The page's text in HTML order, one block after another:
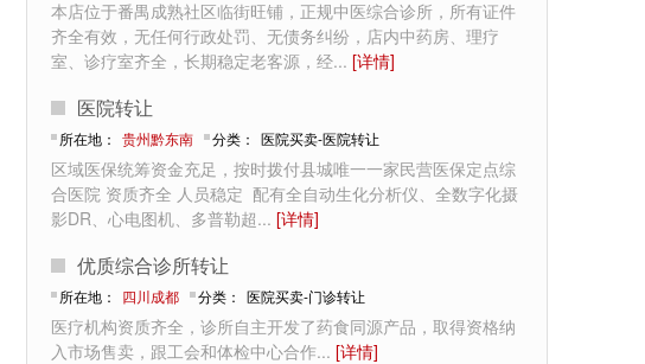
本店位于番禺成熟社区临街旺铺，正规中医综合诊所，所有证件
齐全有效，无任何行政处罚、无债务纠纷，店内中药房、理疗
室、诊疗室齐全，长期稳定老客源，经... [详情]
医院转让
所在地： 贵州黔东南 分类： 医院买卖-医院转让
区域医保统筹资金充足，按时拨付县城唯一一家民营医保定点综
合医院 资质齐全 人员稳定 配有全自动生化分析仪、全数字化摄
影DR、心电图机、多普勒超... [详情]
优质综合诊所转让
所在地： 四川成都 分类： 医院买卖-门诊转让
医疗机构资质齐全，诊所自主开发了药食同源产品，取得资格纳
入市场售卖，跟工会和体检中心合作... [详情]